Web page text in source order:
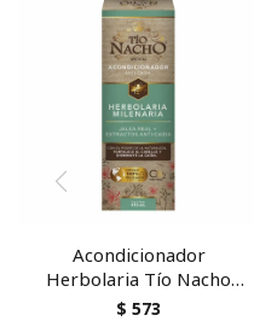
Acondicionador
Herbolaria Tío Nacho
415 ml
$ 573